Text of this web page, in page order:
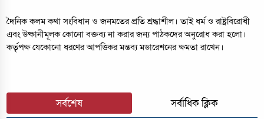
দৈনিক কলম কথা সংবিধান ও জনমতের প্রতি শ্রদ্ধাশীল। তাই ধর্ম ও রাষ্ট্রবিরোধী
এবং উষ্কানীমূলক কোনো বক্তব্য না করার জন্য পাঠকদের অনুরোধ করা হলো।
কর্তৃপক্ষ যেকোনো ধরণের আপত্তিকর মন্তব্য মডারেশনের ক্ষমতা রাখেন।
সর্বশেষ সর্বাধিক ক্লিক